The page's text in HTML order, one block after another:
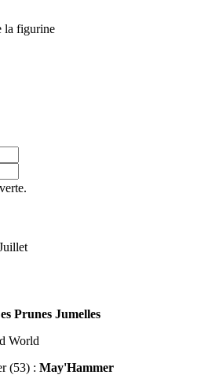
la figurine
Prunes Jumelles
World
(53) : May'Hammer